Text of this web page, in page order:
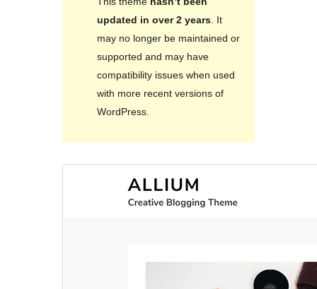
updated in over 2 years. It
may no longer be maintained or
supported and may have
compatibility issues when used
with more recent versions of
WordPress.